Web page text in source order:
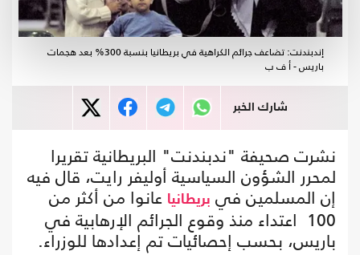
إندبندنت: تضاعف جرائم الكراهية في بريطانيا بنسبة 300% بعد هجمات
باريس - أ ف ب
شارك الخبر
نشرت صحيفة "ندبندنت" البريطانية تقريرا
لمحرر الشؤون السياسية أوليفر رايت، قال فيه
إن المسلمين في بريطانيا عانوا من أكثر من
100 اعتداء منذ وقوع الجرائم الإرهابية في
باريس، بحسب إحصائيات تم إعدادها للوزراء.